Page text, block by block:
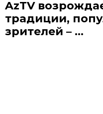
AzTV
традиции,
зрителей – ...